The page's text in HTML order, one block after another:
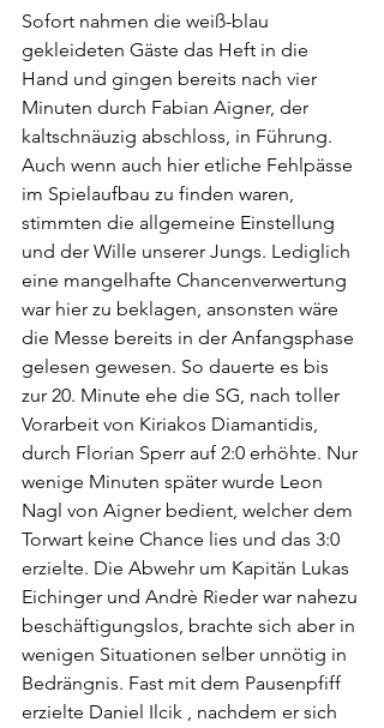
Sofort nahmen die weiß-blau
gekleideten Gäste das Heft in die
Hand und gingen bereits nach vier
Minuten durch Fabian Aigner, der
kaltschnäuzig abschloss, in Führung.
Auch wenn auch hier etliche Fehlpässe
im Spielaufbau zu finden waren,
stimmten die allgemeine Einstellung
und der Wille unserer Jungs. Lediglich
eine mangelhafte Chancenverwertung
war hier zu beklagen, ansonsten wäre
die Messe bereits in der Anfangsphase
gelesen gewesen. So dauerte es bis
zur 20. Minute ehe die SG, nach toller
Vorarbeit von Kiriakos Diamantidis,
durch Florian Sperr auf 2:0 erhöhte. Nur
wenige Minuten später wurde Leon
Nagl von Aigner bedient, welcher dem
Torwart keine Chance lies und das 3:0
erzielte. Die Abwehr um Kapitän Lukas
Eichinger und Andrè Rieder war nahezu
beschäftigungslos, brachte sich aber in
wenigen Situationen selber unnötig in
Bedrängnis. Fast mit dem Pausenpfiff
erzielte Daniel Ilcik , nachdem er sich